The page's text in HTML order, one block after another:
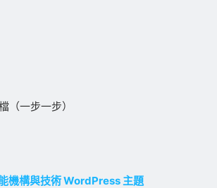
（一步一步）
機構與技術 WordPress 主題